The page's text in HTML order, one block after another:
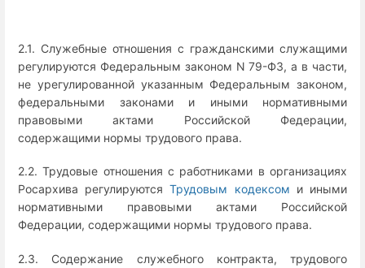
2.1. Служебные отношения с гражданскими служащими
регулируются Федеральным законом N 79-ФЗ, а в части,
не урегулированной указанным Федеральным законом,
федеральными законами и иными нормативными
правовыми актами Российской Федерации,
содержащими нормы трудового права.
2.2. Трудовые отношения с работниками в организациях
Росархива регулируютсяТрудовым кодексом и иными
нормативными правовыми актами Российской
Федерации, содержащими нормы трудового права.
2.3. Содержание служебного контракта, трудового